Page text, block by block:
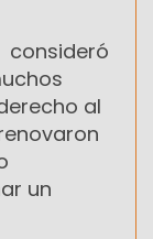
consideró
al
un